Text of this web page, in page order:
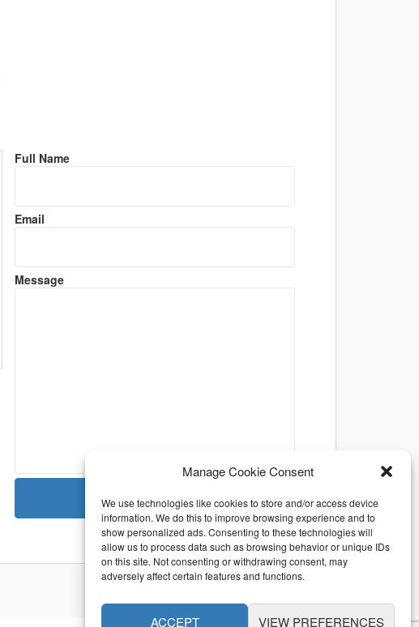
Manage Cookie Consent
We use technologies like cookies to store and/or access device
information. We do this to improve browsing experience and to
show personalized ads. Consenting to these technologies will
allow us to process data such as browsing behavior or unique IDs
on this site. Not consenting or withdrawing consent, may
adversely affect certain features and functions.
ACCEPT VIEW PREFERENCES
Full Name
Email
Message